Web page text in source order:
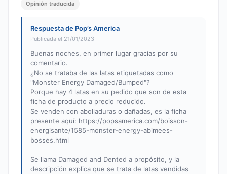
Opinión traducida
Respuesta de Pop’s America
Publicada el 21/01/2023
Buenas noches, en primer lugar gracias por su
comentario.
¿No se trataba de las latas etiquetadas como
"Monster Energy Damaged/Bumped"?
Porque hay 4 latas en su pedido que son de esta
ficha de producto a precio reducido.
Se venden con abolladuras o dañadas, es la ficha
presente aquí: https://popsamerica.com/boisson-
energisante/1585-monster-energy-abimees-
bosses.html
Se llama Damaged and Dented a propósito, y la
descripción explica que se trata de latas vendidas